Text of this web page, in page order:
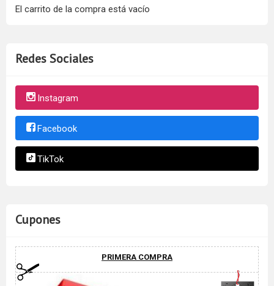
El carrito de la compra está vacío
Redes Sociales
Instagram
Facebook
TikTok
Cupones
PRIMERA COMPRA